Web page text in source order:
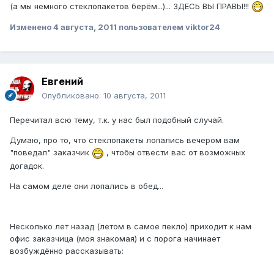
(а мы немного стеклопакетов берём...)... ЗДЕСЬ ВЫ ПРАВЫ!!!
Изменено4 августа, 2011 пользователем viktor24
Евгений
Опубликовано: 10 августа, 2011
Перечитал всю тему, т.к. у нас был подобный случай.
Думаю, про то, что стеклопакеты лопались вечером вам
"поведал" заказчик
, чтобы отвести вас от возможных
догадок.
На самом деле они лопались в обед...
Несколько лет назад (летом в самое пекло) приходит к нам
офис заказчица (моя знакомая) и с порога начинает
возбуждённо рассказывать: